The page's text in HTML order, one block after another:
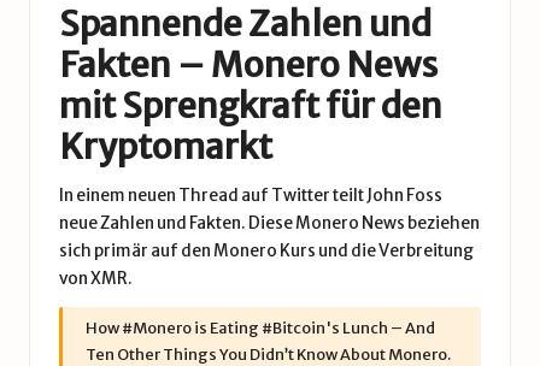
Spannende Zahlen und
Fakten – Monero News
mit Sprengkraft für den
Kryptomarkt
In einem neuen Thread auf Twitter teilt John Foss
neue Zahlen und Fakten. Diese Monero News beziehen
sich primär auf den Monero Kurs und die Verbreitung
von XMR.
How#Monerois Eating #Bitcoin's Lunch – And
Ten Other Things You Didn’t Know About Monero.